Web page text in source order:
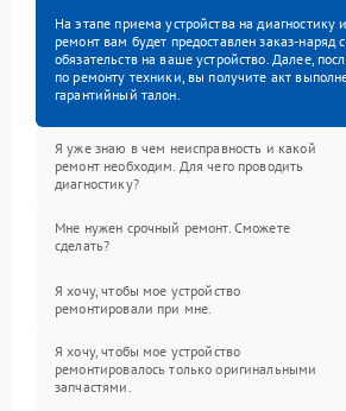
На этапе приема устройства на
ремонт вам будет предоставлен заказ-наряд
обязательств на ваше устройство. Далее,
по ремонту техники, вы получите акт
гарантийный талон.
Я уже знаю в чем неисправность и какой
ремонт необходим. Для чего проводить
диагностику?
Мне нужен срочный ремонт. Сможете
сделать?
Я хочу, чтобы мое устройство
ремонтировали при мне.
Я хочу, чтобы мое устройство
ремонтировалось только оригинальными
запчастями.